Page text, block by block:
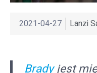
2021-04-27 Lanzi
Bradyjest